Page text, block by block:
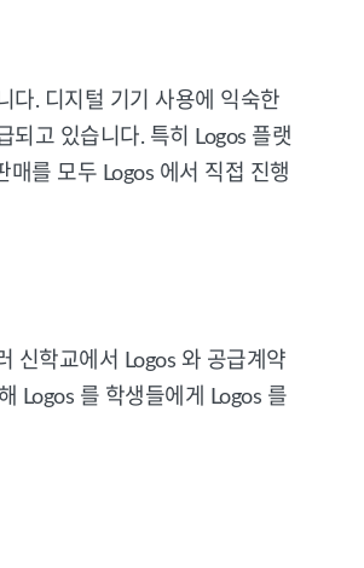
다. 디지털 기기 사용에 익숙한
되고 있습니다. 특히 Logos 플랫
를 모두 Logos 에서 직접 진행
신학교에서 Logos 와 공급계약
Logos 를 학생들에게 Logos 를